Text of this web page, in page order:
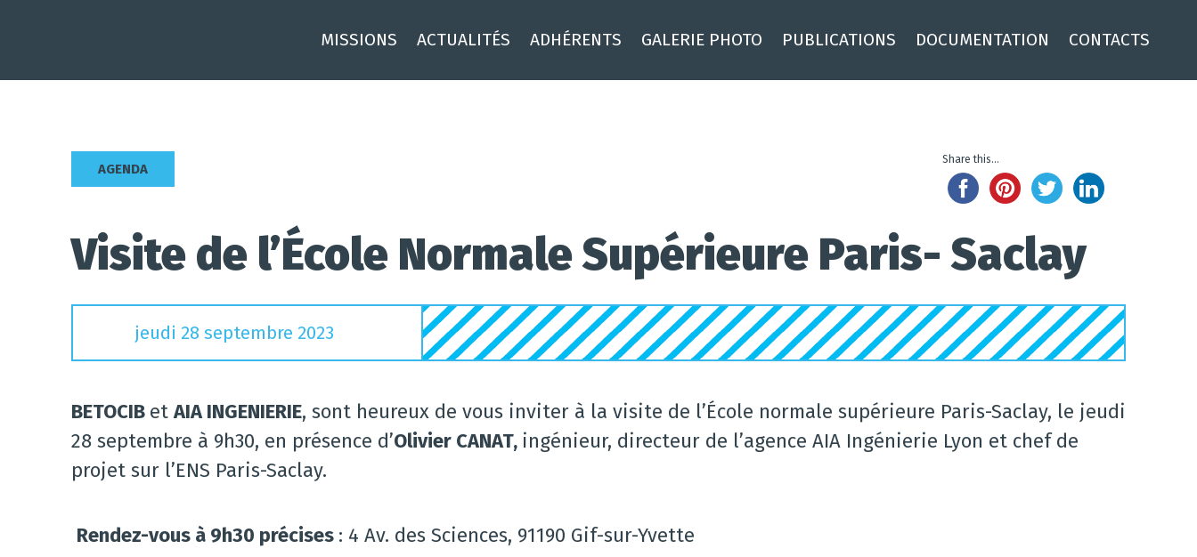
MISSIONS ACTUALITÉS ADHÉRENTS GALERIE PHOTO PUBLICATIONS DOCUMENTATION CONTACTS
AGENDA
Share this...
Visite de l’École Normale Supérieure Paris- Saclay
jeudi 28 septembre 2023
BETOCIB etAIA INGENIERIE, sont heureux de vous inviter à la visite de l’École normale supérieure Paris-Saclay, le jeudi
28 septembre à 9h30, en présence d’Olivier CANAT, ingénieur, directeur de l’agence AIA Ingénierie Lyon et chef de
projet sur l’ENS Paris-Saclay.
Rendez-vous à 9h30 précises : 4 Av. des Sciences, 91190 Gif-sur-Yvette